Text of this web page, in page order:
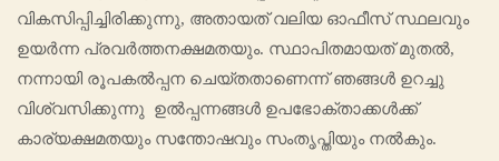
വികസിപ്പിച്ചിരിക്കുന്നു, അതായത് വലിയ ഓഫീസ് സ്ഥലവും
ഉയർന്ന പ്രവർത്തനക്ഷമതയും. സ്ഥാപിതമായത് മുതൽ,
നന്നായി രൂപകൽപ്പന ചെയ്തതാണെന്ന് ഞങ്ങൾ ഉറച്ചു
വിശ്വസിക്കുന്നു ഉൽപ്പന്നങ്ങൾ ഉപഭോക്താക്കൾക്ക്
കാര്യക്ഷമതയും സന്തോഷവും സംതൃപ്തിയും നൽകും.